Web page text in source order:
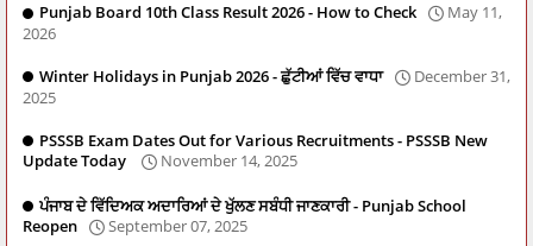
Punjab Board 10th Class Result 2026 - How to Check
May 11,
2026
Winter Holidays in Punjab 2026 - ਛੁੱਟੀਆਂ ਵਿੱਚ ਵਾਧਾ
December 31,
2025
PSSSB Exam Dates Out for Various Recruitments - PSSSB New
Update Today
November 14, 2025
ਪੰਜਾਬ ਦੇ ਵਿੱਦਿਅਕ ਅਦਾਰਿਆਂ ਦੇ ਖੁੱਲਣ ਸਬੰਧੀ ਜਾਣਕਾਰੀ - Punjab School
Reopen
September 07, 2025